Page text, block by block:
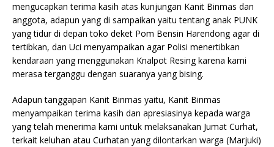
mengucapkan terima kasih atas kunjungan Kanit Binmas dan
anggota, adapun yang di sampaikan yaitu tentang anak PUNK
yang tidur di depan toko deket Pom Bensin Harendong agar di
tertibkan, dan Uci menyampaikan agar Polisi menertibkan
kendaraan yang menggunakan Knalpot Resing karena kami
merasa terganggu dengan suaranya yang bising.
Adapun tanggapan Kanit Binmas yaitu, Kanit Binmas
menyampaikan terima kasih dan apresiasinya kepada warga
yang telah menerima kami untuk melaksanakan Jumat Curhat,
terkait keluhan atau Curhatan yang dilontarkan warga (Marjuki)